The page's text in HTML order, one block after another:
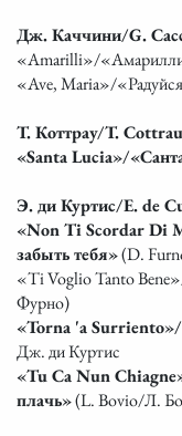
Дж. Каччини/G.
«Amarilli»/
«Ave, Maria»/
Т. Коттрау/T. Cottrau
«Santa Lucia»/
Э. ди Куртис/E. de
«Non Ti Scordar Di
забыть тебя»(D.
«Ti Voglio Tanto
Фурно)
«Torna 'a
Дж. ди Куртис
«Tu Ca Nun
плачь»(L. Bovio/Л.